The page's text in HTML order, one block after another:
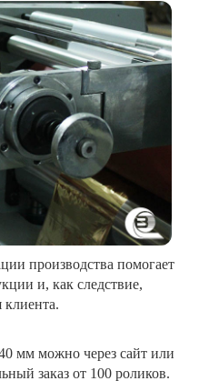
производства помогает
и, как следствие,
мм можно через сайт или
заказ от 100 роликов.